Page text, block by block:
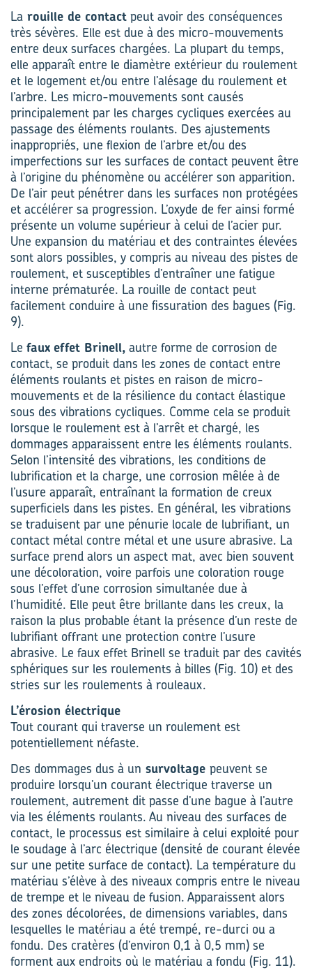
La rouille de contact peut avoir des conséquences
très sévères. Elle est due à des micro-mouvements
entre deux surfaces chargées. La plupart du temps,
elle apparaît entre le diamètre extérieur du roulement
et le logement et/ou entre l’alésage du roulement et
l’arbre. Les micro-mouvements sont causés
principalement par les charges cycliques exercées au
passage des éléments roulants. Des ajustements
inappropriés, une flexion de l’arbre et/ou des
imperfections sur les surfaces de contact peuvent être
à l’origine du phénomène ou accélérer son apparition.
De l’air peut pénétrer dans les surfaces non protégées
et accélérer sa progression. L’oxyde de fer ainsi formé
présente un volume supérieur à celui de l’acier pur.
Une expansion du matériau et des contraintes élevées
sont alors possibles, y compris au niveau des pistes de
roulement, et susceptibles d’entraîner une fatigue
interne prématurée. La rouille de contact peut
facilement conduire à une fissuration des bagues (Fig.
9).
Le faux effet Brinell, autre forme de corrosion de
contact, se produit dans les zones de contact entre
éléments roulants et pistes en raison de micro-
mouvements et de la résilience du contact élastique
sous des vibrations cycliques. Comme cela se produit
lorsque le roulement est à l’arrêt et chargé, les
dommages apparaissent entre les éléments roulants.
Selon l’intensité des vibrations, les conditions de
lubrification et la charge, une corrosion mêlée à de
l’usure apparaît, entraînant la formation de creux
superficiels dans les pistes. En général, les vibrations
se traduisent par une pénurie locale de lubrifiant, un
contact métal contre métal et une usure abrasive. La
surface prend alors un aspect mat, avec bien souvent
une décoloration, voire parfois une coloration rouge
sous l’effet d’une corrosion simultanée due à
l’humidité. Elle peut être brillante dans les creux, la
raison la plus probable étant la présence d’un reste de
lubrifiant offrant une protection contre l’usure
abrasive. Le faux effet Brinell se traduit par des cavités
sphériques sur les roulements à billes (Fig. 10) et des
stries sur les roulements à rouleaux.
L’érosion électrique
Tout courant qui traverse un roulement est
potentiellement néfaste.
Des dommages dus à un survoltage peuvent se
produire lorsqu’un courant électrique traverse un
roulement, autrement dit passe d’une bague à l’autre
via les éléments roulants. Au niveau des surfaces de
contact, le processus est similaire à celui exploité pour
le soudage à l’arc électrique (densité de courant élevée
sur une petite surface de contact). La température du
matériau s’élève à des niveaux compris entre le niveau
de trempe et le niveau de fusion. Apparaissent alors
des zones décolorées, de dimensions variables, dans
lesquelles le matériau a été trempé, re-durci ou a
fondu. Des cratères (d’environ 0,1 à 0,5 mm) se
forment aux endroits où le matériau a fondu (Fig. 11).